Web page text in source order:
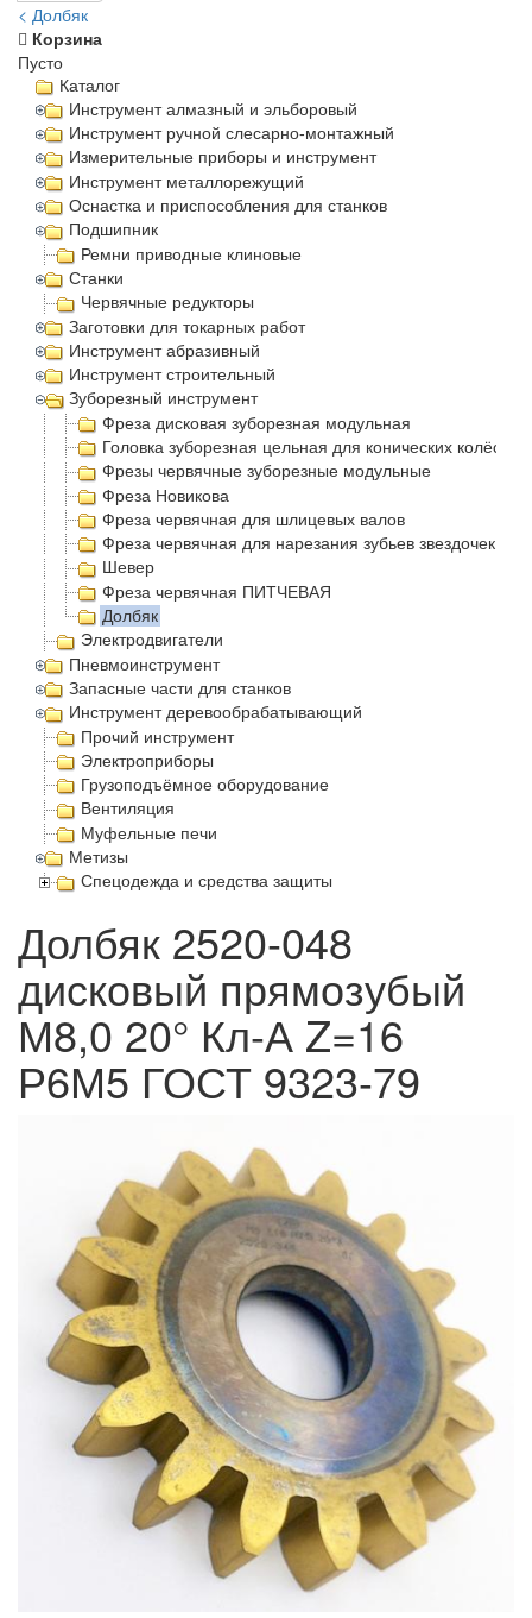
< Долбяк
Корзина
Пусто
Каталог
Инструмент алмазный и эльборовый
Инструмент ручной слесарно-монтажный
Измерительные приборы и инструмент
Инструмент металлорежущий
Оснастка и приспособления для станков
Подшипник
Ремни приводные клиновые
Станки
Червячные редукторы
Заготовки для токарных работ
Инструмент абразивный
Инструмент строительный
Зуборезный инструмент
Фреза дисковая зуборезная модульная
Головка зуборезная цельная для конических колёс
Фрезы червячные зуборезные модульные
Фреза Новикова
Фреза червячная для шлицевых валов
Фреза червячная для нарезания зубьев звездочек
Шевер
Фреза червячная ПИТЧЕВАЯ
Долбяк
Электродвигатели
Пневмоинструмент
Запасные части для станков
Инструмент деревообрабатывающий
Прочий инструмент
Электроприборы
Грузоподъёмное оборудование
Вентиляция
Муфельные печи
Метизы
Спецодежда и средства защиты
Долбяк 2520-048
дисковый прямозубый
М8,0 20° Кл-А Z=16
Р6М5 ГОСТ 9323-79